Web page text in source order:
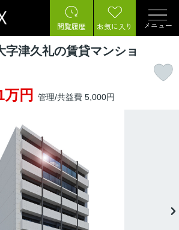
閲覧履歴 お気に入り メニュー
字津久礼の賃貸マンショ
円 管理/共益費 5,000円